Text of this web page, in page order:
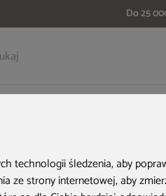
technologii śledzenia, aby
ze strony internetowej,aby
Do 25